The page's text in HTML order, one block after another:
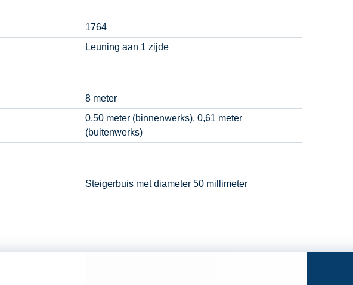
1764
Leuning aan 1 zijde
8 meter
0,50 meter (binnenwerks), 0,61 meter
(buitenwerks)
Steigerbuis met diameter 50 millimeter